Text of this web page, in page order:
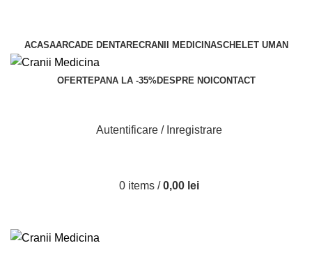
ACASAARCADE DENTARECRANII MEDICINASCHELET UMAN
OFERTEPANA LA -35%DESPRE NOI CONTACT
Autentificare / Inregistrare
0 items / 0,00 lei